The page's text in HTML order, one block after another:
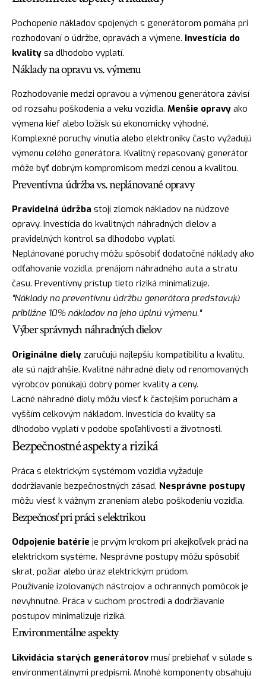
Pochopenie nákladov spojených s generátorom pomáha pri
rozhodovaní o údržbe, opravách a výmene. Investícia do
kvality sa dlhodobo vyplatí.
Náklady na opravu vs. výmenu
Rozhodovanie medzi opravou a výmenou generátora závisí
od rozsahu poškodenia a veku vozidla. Menšie opravy ako
výmena kief alebo ložísk sú ekonomicky výhodné.
Komplexné poruchy vinutia alebo elektroniky často vyžadujú
výmenu celého generátora. Kvalitný repasovaný generátor
môže byť dobrým kompromisom medzi cenou a kvalitou.
Preventívna údržba vs. neplánované opravy
Pravidelná údržba stojí zlomok nákladov na núdzové
opravy. Investícia do kvalitných náhradných dielov a
pravidelných kontrol sa dlhodobo vyplatí.
Neplánované poruchy môžu spôsobiť dodatočné náklady ako
odťahovanie vozidla, prenájom náhradného auta a stratu
času. Preventívny prístup tieto riziká minimalizuje.
"Náklady na preventívnu údržbu generátora predstavujú
približne 10% nákladov na jeho úplnú výmenu."
Výber správnych náhradných dielov
Originálne diely zaručujú najlepšiu kompatibilitu a kvalitu,
ale sú najdrahšie. Kvalitné náhradné diely od renomovaných
výrobcov ponúkajú dobrý pomer kvality a ceny.
Lacné náhradné diely môžu viesť k častejším poruchám a
vyšším celkovým nákladom. Investícia do kvality sa
dlhodobo vyplatí v podobe spoľahlivosti a životnosti.
Bezpečnostné aspekty a riziká
Práca s elektrickým systémom vozidla vyžaduje
dodržiavanie bezpečnostných zásad. Nesprávne postupy
môžu viesť k vážnym zraneniam alebo poškodeniu vozidla.
Bezpečnosť pri práci s elektrikou
Odpojenie batérie je prvým krokom pri akejkoľvek práci na
elektrickom systéme. Nesprávne postupy môžu spôsobiť
skrat, požiar alebo úraz elektrickým prúdom.
Používanie izolovaných nástrojov a ochranných pomôcok je
nevyhnutné. Práca v suchom prostredí a dodržiavanie
postupov minimalizuje riziká.
Environmentálne aspekty
Likvidácia starých generátorovmusí prebiehať v súlade s
environmentálnymi predpismi. Mnohé komponenty obsahujú